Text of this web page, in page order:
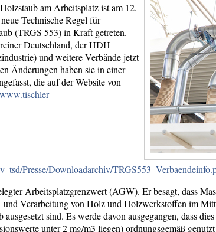
am Arbeitsplatz ist am 12.
Technische Regel für
(TRGS 553) in Kraft getreten.
Deutschland, der HDH
und weitere Verbände jetzt
Änderungen haben sie in einer
die auf der Website von
Presse/Downloadarchiv/
Arbeitsplatzgrenzwert (AGW). Er besagt, dass
und Verarbeitung von Holz und Holzwerkstoffen im
ausgesetzt sind. Es werde davon ausgegangen, dass
unter 2 mg/m3 liegen) ordnungsgemäß